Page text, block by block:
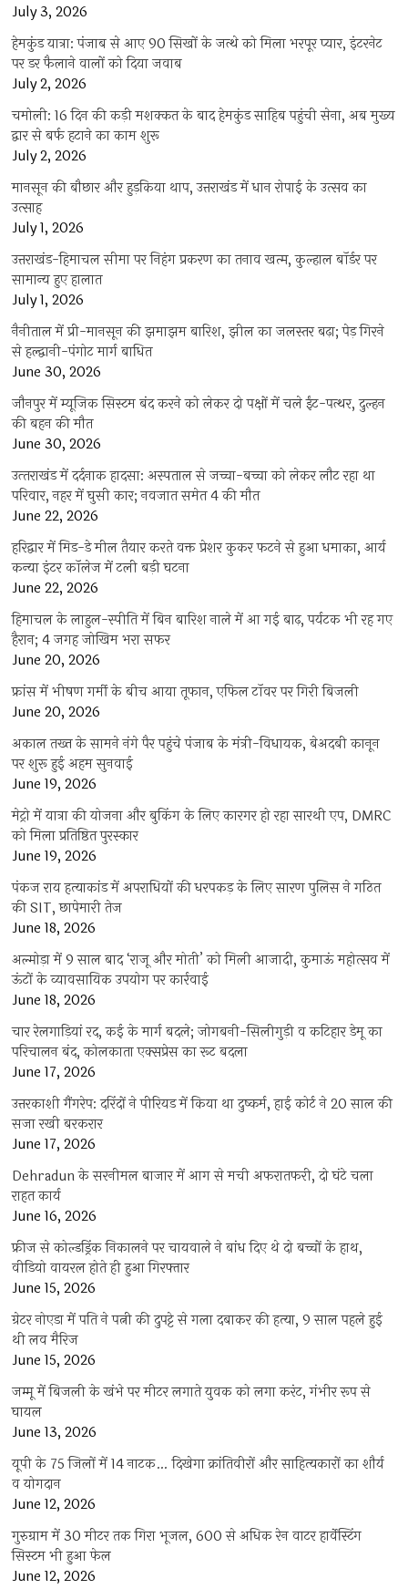
July 3, 2026
हेमकुंड यात्रा: पंजाब से आए 90 सिखों के जत्थे को मिला भरपूर प्यार, इंटरनेट
पर डर फैलाने वालों को दिया जवाब
July 2, 2026
चमोली: 16 दिन की कड़ी मशक्कत के बाद हेमकुंड साहिब पहुंची सेना, अब मुख्य
द्वार से बर्फ हटाने का काम शुरू
July 2, 2026
मानसून की बौछार और हुड़किया थाप, उत्तराखंड में धान रोपाई के उत्सव का
उत्साह
July 1, 2026
उत्तराखंड-हिमाचल सीमा पर निहंग प्रकरण का तनाव खत्म, कुल्हाल बॉर्डर पर
सामान्य हुए हालात
July 1, 2026
नैनीताल में प्री-मानसून की झमाझम बारिश, झील का जलस्तर बढ़ा; पेड़ गिरने
से हल्द्वानी-पंगोट मार्ग बाधित
June 30, 2026
जौनपुर में म्यूजिक सिस्टम बंद करने को लेकर दो पक्षों में चले ईंट-पत्थर, दुल्हन
की बहन की मौत
June 30, 2026
उत्‍तराखंड में दर्दनाक हादसा: अस्पताल से जच्चा-बच्चा को लेकर लौट रहा था
परिवार, नहर में घुसी कार; नवजात समेत 4 की मौत
June 22, 2026
हरिद्वार में मिड-डे मील तैयार करते वक्त प्रेशर कुकर फटने से हुआ धमाका, आर्य
कन्या इंटर कॉलेज में टली बड़ी घटना
June 22, 2026
हिमाचल के लाहुल-स्पीति में बिन बारिश नाले में आ गई बाढ़, पर्यटक भी रह गए
हैरान; 4 जगह जोखिम भरा सफर
June 20, 2026
फ्रांस में भीषण गर्मी के बीच आया तूफान, एफिल टॉवर पर गिरी बिजली
June 20, 2026
अकाल तख्त के सामने नंगे पैर पहुंचे पंजाब के मंत्री-विधायक, बेअदबी कानून
पर शुरू हुई अहम सुनवाई
June 19, 2026
मेट्रो में यात्रा की योजना और बुकिंग के लिए कारगर हो रहा सारथी एप, DMRC
को मिला प्रतिष्ठित पुरस्कार
June 19, 2026
पंकज राय हत्याकांड में अपराधियों की धरपकड़ के लिए सारण पुलिस ने गठित
की SIT, छापेमारी तेज
June 18, 2026
अल्मोड़ा में 9 साल बाद ‘राजू और मोती’ को मिली आजादी, कुमाऊं महोत्सव में
ऊंटों के व्यावसायिक उपयोग पर कार्रवाई
June 18, 2026
चार रेलगाड़ियां रद, कई के मार्ग बदले; जोगबनी-सिलीगुड़ी व कटिहार डेमू का
परिचालन बंद, कोलकाता एक्सप्रेस का रूट बदला
June 17, 2026
उत्तरकाशी गैंगरेप: दरिंदों ने पीरियड में किया था दुष्कर्म, हाई कोर्ट ने 20 साल की
सजा रखी बरकरार
June 17, 2026
Dehradun के सरनीमल बाजार में आग से मची अफरातफरी, दो घंटे चला
राहत कार्य
June 16, 2026
फ्रीज से कोल्डड्रिंक निकालने पर चायवाले ने बांध दिए थे दो बच्चों के हाथ,
वीडियो वायरल होते ही हुआ गिरफ्तार
June 15, 2026
ग्रेटर नोएडा में पति ने पत्नी की दुपट्टे से गला दबाकर की हत्या, 9 साल पहले हुई
थी लव मैरिज
June 15, 2026
जम्मू में बिजली के खंभे पर मीटर लगाते युवक को लगा करंट, गंभीर रूप से
घायल
June 13, 2026
यूपी के 75 जिलों में 14 नाटक… दिखेगा क्रांतिवीरों और साहित्यकारों का शौर्य
व योगदान
June 12, 2026
गुरुग्राम में 30 मीटर तक गिरा भूजल, 600 से अधिक रेन वाटर हार्वेस्टिंग
सिस्टम भी हुआ फेल
June 12, 2026